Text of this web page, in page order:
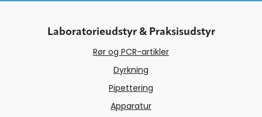
Laboratorieudstyr & Praksisudstyr
Rør og PCR-artikler
Dyrkning
Pipettering
Apparatur